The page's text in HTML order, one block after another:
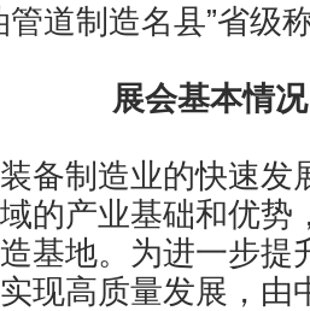
管道制造名县”省级
展会基本情况
备制造业的快速发
的产业基础和优势
基地。为进一步提
现高质量发展，由